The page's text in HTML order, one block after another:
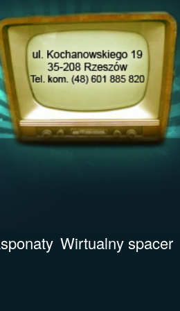
Wirtualny spacer